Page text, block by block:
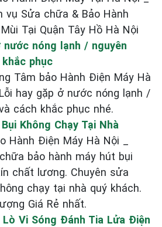
vụ Sửa chữa & Bảo Hành
Tại Quận Tây Hồ Hà Nội
nước nóng lạnh / nguyên
phục
Tâm bảo Hành Điện Máy Hà
hay gặp ở nước nóng lạnh /
cách khắc phục nhé.
Không Chạy Tại Nhà
Hành Điện Máy Hà Nội _
bảo hành máy hút bụi
chất lương. Chuyên sửa
chạy tại nhà quý khách.
Giá Rẻ nhất.
Lò Vi Sóng Đánh Tia Lửa Điện